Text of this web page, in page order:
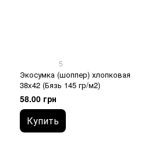
5
Экосумка (шоппер) хлопковая
38x42 (Бязь 145 гр/м2)
58.00 грн
Купить